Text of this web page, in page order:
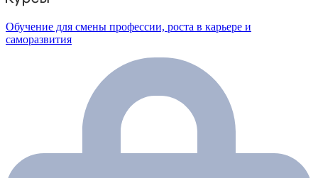
Обучение для смены профессии, роста в карьере и
саморазвития